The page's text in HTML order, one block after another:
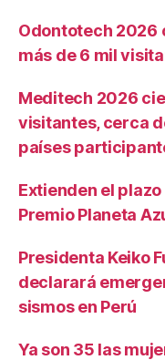
Odontotech 2026
más de 6 mil
Meditech 2026
visitantes, cerca
países
Extienden el
Premio Planeta
Presidenta Keiko
declarará
sismos en Perú
Ya son 35 las